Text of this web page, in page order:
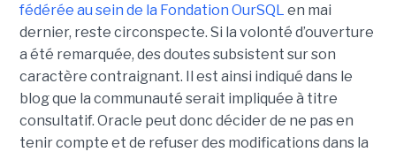
fédérée au sein de la Fondation OurSQL en mai
dernier, reste circonspecte. Si la volonté d’ouverture
a été remarquée, des doutes subsistent sur son
caractère contraignant. Il est ainsi indiqué dans le
blog que la communauté serait impliquée à titre
consultatif. Oracle peut donc décider de ne pas en
tenir compte et de refuser des modifications dans la